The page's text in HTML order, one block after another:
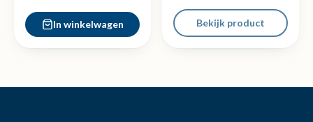
In winkelwagen Bekijk product